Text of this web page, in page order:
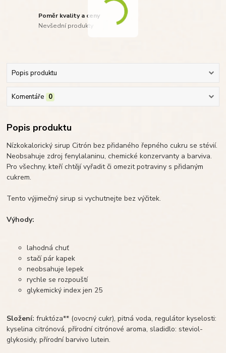
Poměr kvality a ceny
Nevšední produkty
Popis produktu
Komentáře 0
Popis produktu
Nízkokalorický sirup Citrón bez přidaného řepného cukru se stévií.
Neobsahuje zdroj fenylalaninu, chemické konzervanty a barviva.
Pro všechny, kteří chtějí vyřadit či omezit potraviny s přidaným
cukrem.
Tento výjimečný sirup si vychutnejte bez výčitek.
Výhody:
lahodná chuť
stačí pár kapek
neobsahuje lepek
rychle se rozpouští
glykemický index jen 25
Složení: fruktóza** (ovocný cukr), pitná voda, regulátor kyselosti:
kyselina citrónová, přírodní citrónové aroma, sladidlo: steviol-
glykosidy, přírodní barvivo lutein.